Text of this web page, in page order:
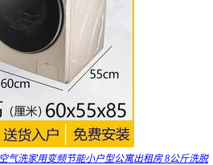
气洗家用变频节能小户型公寓出租房 8公斤洗脱